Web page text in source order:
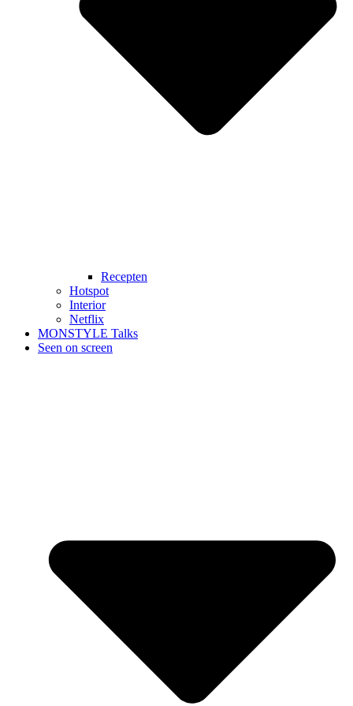
Recepten
Hotspot
Interior
Netflix
MONSTYLE Talks
Seen on screen